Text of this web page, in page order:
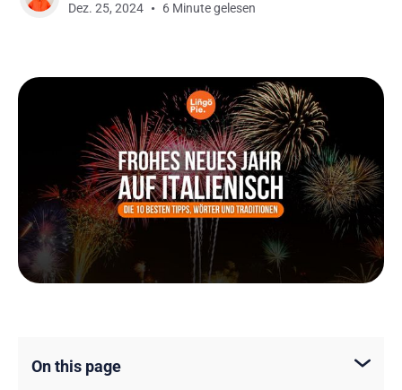
Dez. 25, 2024
6 Minute gelesen
On this page